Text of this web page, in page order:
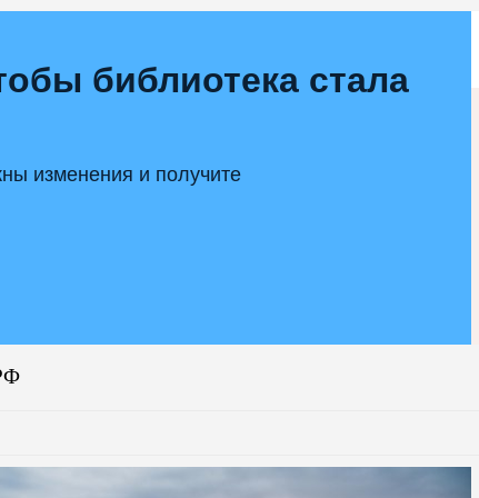
библиотека стала
изменения и получите